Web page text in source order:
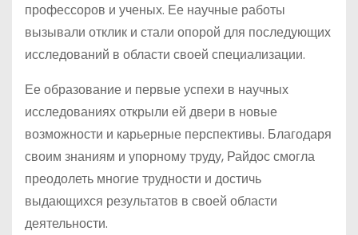
профессоров и ученых. Ее научные работы
вызывали отклик и стали опорой для последующих
исследований в области своей специализации.
Ее образование и первые успехи в научных
исследованиях открыли ей двери в новые
возможности и карьерные перспективы. Благодаря
своим знаниям и упорному труду, Райдос смогла
преодолеть многие трудности и достичь
выдающихся результатов в своей области
деятельности.